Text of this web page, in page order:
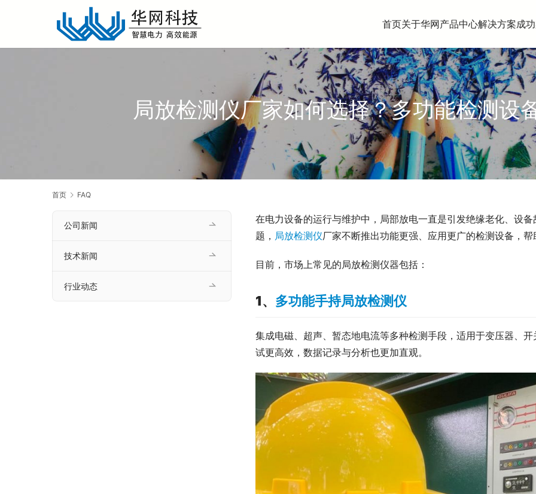
首页关于华网产品中心解决方案成
局放检测仪厂家如何选择？多功能检测设
首页 FAQ
在电力设备的运行与维护中，局部放电一直是引发绝缘老化、设
题， 局放检测仪厂家不断推出功能更强、应用更广的检测设备，
目前，市场上常见的局放检测仪器包括：
1、 多功能手持局放检测仪
集成电磁、超声、暂态地电流等多种检测手段，适用于变压器、
试更高效，数据记录与分析也更加直观。
公司新闻
技术新闻
行业动态